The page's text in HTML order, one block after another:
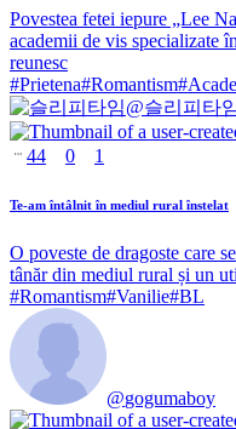
Povestea fetei iepure „Lee
academii de vis specializate
reunesc
#Prietena#Romantism#
@슬리피타
44 0 1
Te-am întâlnit în mediul rural înstelat
O poveste de dragoste care
tânăr din mediul rural și un
#Romantism#Vanilie#BL
@gogumaboy